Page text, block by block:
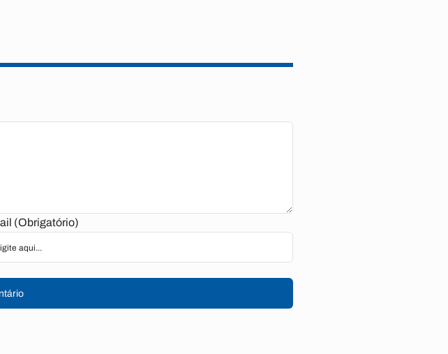
(Obrigatório)